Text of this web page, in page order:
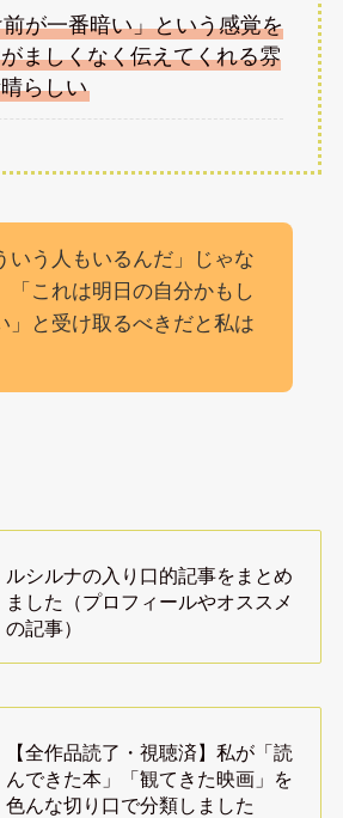
が一番暗い」という感覚を
ましくなく伝えてくれる雰
らしい
いう人もいるんだ」じゃな
「これは明日の自分かもし
」と受け取るべきだと私は
ルシルナの入り口的記事をまとめ
ました（プロフィールやオススメ
の記事）
【全作品読了・視聴済】私が「読
んできた本」「観てきた映画」を
色んな切り口で分類しました